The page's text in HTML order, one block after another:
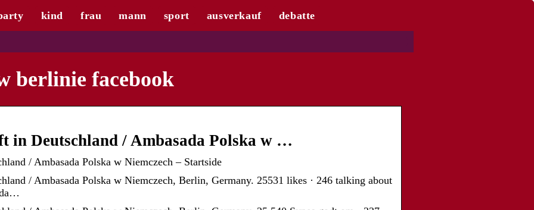
kind frau mann sport ausverkauf debatte
berlinie facebook
in Deutschland / Ambasada Polska w …
/ Ambasada Polska w Niemczech – Startside
/ Ambasada Polska w Niemczech, Berlin, Germany. 25531 likes · 246 talking about